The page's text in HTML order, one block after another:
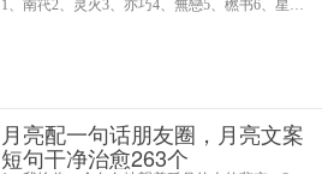
月亮配一句话朋友圈，月亮文案
短句干净治愈263个